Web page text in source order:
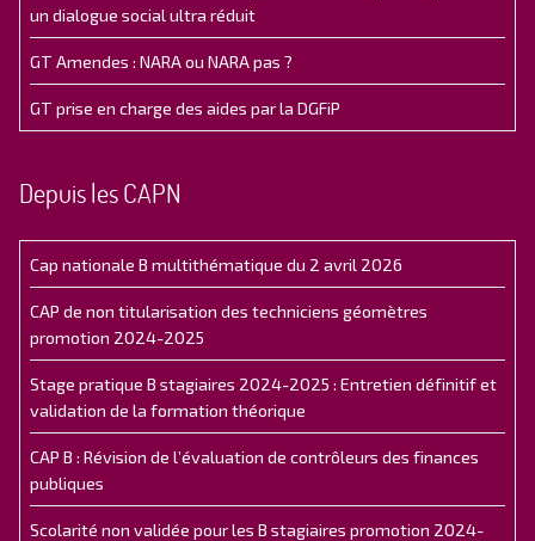
un dialogue social ultra réduit
GT Amendes : NARA ou NARA pas ?
GT prise en charge des aides par la DGFiP
Depuis les CAPN
Cap nationale B multithématique du 2 avril 2026
CAP de non titularisation des techniciens géomètres
promotion 2024-2025
Stage pratique B stagiaires 2024-2025 : Entretien définitif et
validation de la formation théorique
CAP B : Révision de l’évaluation de contrôleurs des finances
publiques
Scolarité non validée pour les B stagiaires promotion 2024-